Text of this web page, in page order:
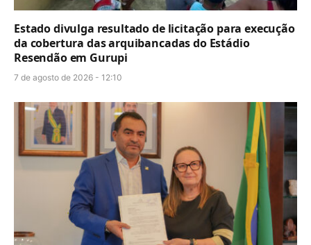
Estado divulga resultado de licitação para execução
da cobertura das arquibancadas do Estádio
Resendão em Gurupi
7 de agosto de 2026 - 12:10